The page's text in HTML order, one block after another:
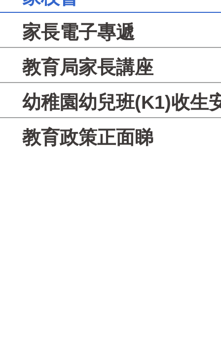
家長電子專遞
教育局家長講座
幼稚園幼兒班(K1)收生
教育政策正面睇